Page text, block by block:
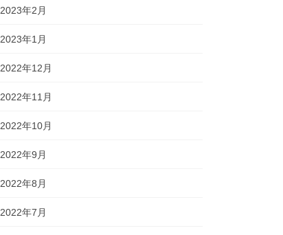
2023年2月
2023年1月
2022年12月
2022年11月
2022年10月
2022年9月
2022年8月
2022年7月